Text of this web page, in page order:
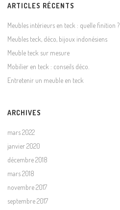
ARTICLES RÉCENTS
Meubles intérieurs en teck : quelle finition ?
Meubles teck, déco, bijoux indonésiens
Meuble teck sur mesure
Mobilier en teck : conseils déco.
Entretenir un meuble en teck
ARCHIVES
mars 2022
janvier 2020
décembre 2018
mars 2018
novembre 2017
septembre 2017